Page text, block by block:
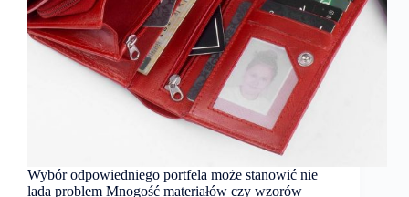
Wybór odpowiedniego portfela może stanowić nie
lada problem Mnogość materiałów czy wzorów